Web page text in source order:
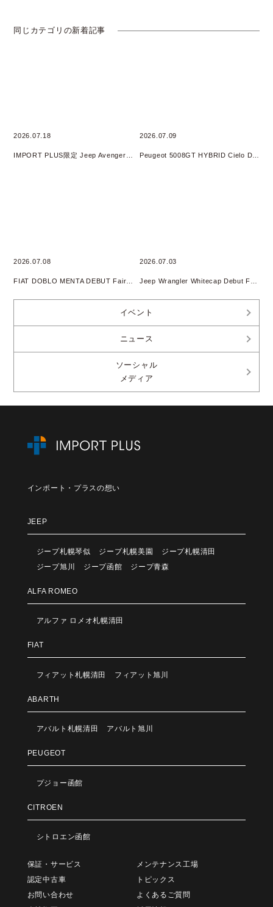
同じカテゴリの新着記事
2026.07.18 2026.07.09
2026.07.08 2026.07.03
イベント
ニュース
ソーシャル
メディア
インポート・プラスの想い
JEEP
ジープ札幌琴似 ジープ札幌美園
ジープ札幌清田
ジープ旭川
ジープ函館 ジープ青森
ALFA ROMEO
アルファ ロメオ札幌清田
FIAT
フィアット札幌清田 フィアット旭川
ABARTH
アバルト札幌清田 アバルト旭川
PEUGEOT
プジョー函館
CITROEN
シトロエン函館
保証・サービス
メンテナンス工場
認定中古車
トピックス
お問い合わせ
よくあるご質問